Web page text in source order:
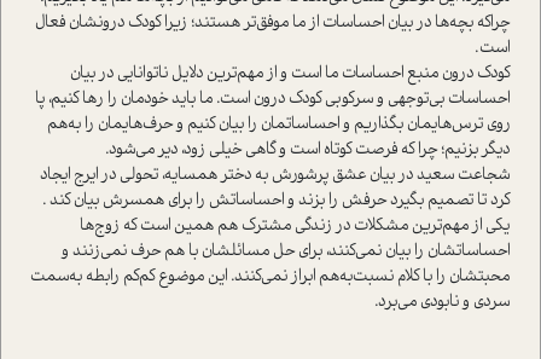
چرا‌که بچه‌ها در بيان احساسات از ما موفق‌تر هستند؛ زیرا کودک درونشان فعال
ا‌ست.
كودك درون منبع احساسات ما ا‌ست و از مهم‌ترین دلايل ناتوانايي در بيان
احساسات بي‌توجهي و سركوبي كودك درون ا‌ست. ما بايد خودمان را رها كنيم، پا
روي ترس‌هايمان بگذاريم و احساساتمان را بيان كنيم و حرف‌هايمان را به‌هم
دیگر بزنيم؛ چرا كه فرصت كوتاه ا‌ست و گاهي خیلی زود، دیر می‌شود.
شجاعت سعيد در بيان عشق پرشورش به دختر همسايه، تحولي در ايرج ايجاد
كرد تا تصميم بگيرد حرفش را بزند و احساساتش را برای همسرش بيان كند .
یکی از مهم‌ترين مشکلات در زندگي مشترك هم همين ا‌ست كه زوج‌ها
احساساتشان را بيان نمي‌كنند، براي حل مسائلشان با هم حرف نمي‌زنند و
محبتشان را با كلام نسبت‌به‌هم ابراز نمي‌كنند. اين موضوع كم‌كم رابطه به‌سمت
سردي و نابودي مي‌برد.